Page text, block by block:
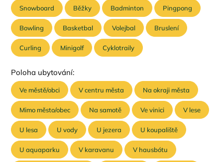
Snowboard Běžky Badminton Pingpong
Bowling Basketbal Volejbal Bruslení
Curling Minigolf Cyklotraily
Poloha ubytování:
Ve městě/obci V centru města Na okraji města
Mimo město/obec Na samotě Ve vinici V lese
U lesa U vody U jezera U koupaliště
U aquaparku V karavanu V hausbótu